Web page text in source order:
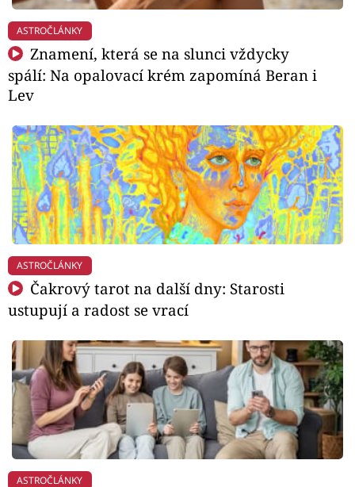
ASTROČLÁNKY
Znamení, která se na slunci vždycky
spálí: Na opalovací krém zapomíná Beran i
Lev
ASTROČLÁNKY
Čakrový tarot na další dny: Starosti
ustupují a radost se vrací
ASTROČLÁNKY